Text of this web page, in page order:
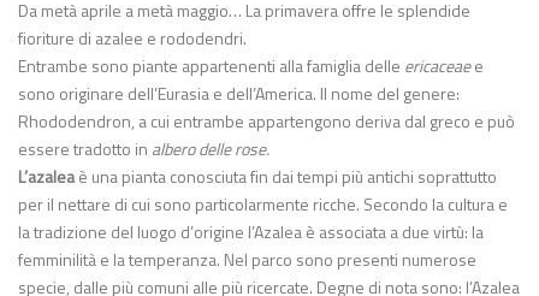
Da metà aprile a metà maggio… La primavera offre le splendide
fioriture di azalee e rododendri.
Entrambe sono piante appartenenti alla famiglia delle ericaceaee
sono originare dell’Eurasia e dell’America. Il nome del genere:
Rhododendron, a cui entrambe appartengono deriva dal greco e può
essere tradotto in albero delle rose.
L’azaleaè una pianta conosciuta fin dai tempi più antichi soprattutto
per il nettare di cui sono particolarmente ricche. Secondo la cultura e
la tradizione del luogo d’origine l’Azalea è associata a due virtù: la
femminilità e la temperanza. Nel parco sono presenti numerose
specie, dalle più comuni alle più ricercate. Degne di nota sono: l’Azalea